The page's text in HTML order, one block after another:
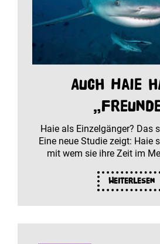
Auch Haie
Haie als Einzelgänger? Das
Eine neue Studie zeigt: Haie
mit wem sie ihre Zeit im
Weiterlesen